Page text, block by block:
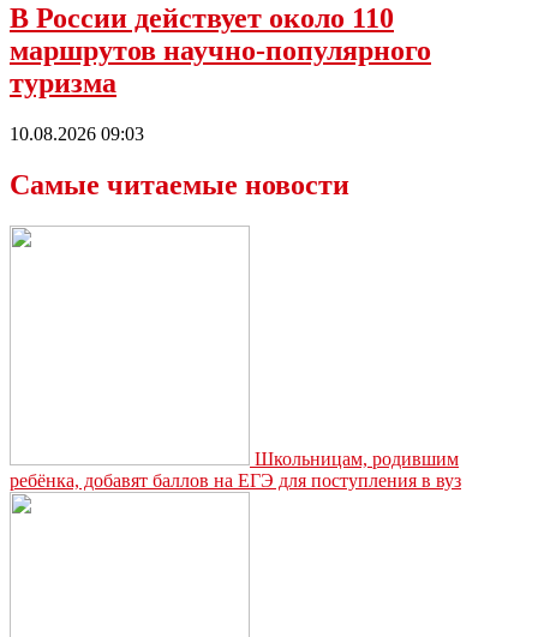
В России действует около 110
маршрутов научно-популярного
туризма
10.08.2026 09:03
Самые читаемые новости
Школьницам, родившим
ребёнка, добавят баллов на ЕГЭ для поступления в вуз